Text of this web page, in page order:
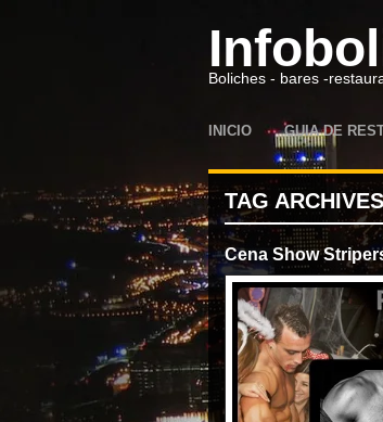
Boliches - bares -
INICIO GUIA DE
TAG
Cena Show